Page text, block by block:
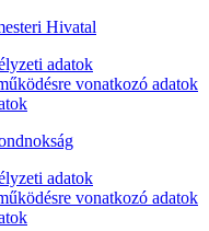
Hivatal
adatok
vonatkozó adatok
adatok
vonatkozó adatok